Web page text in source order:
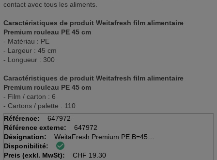
contact avec tous les aliments.
Caractéristiques de produit Weitafresh film alimentaire
Premium rouleau PE 45 cm
- Matériau : PE
- Largeur : 45 cm
- Longueur : 300
Caractéristiques de produit Weitafresh film alimentaire
Premium rouleau PE 45 cm
- Film / carton : 6
- Cartons / palette : 110
Référence:
647972
Référence externe:
647972
Désignation:
WeitaFresh Premium PE B=45cm
300m, 9.5my
Disponibilité:
Preis (exkl. MwSt):
CHF 19.30